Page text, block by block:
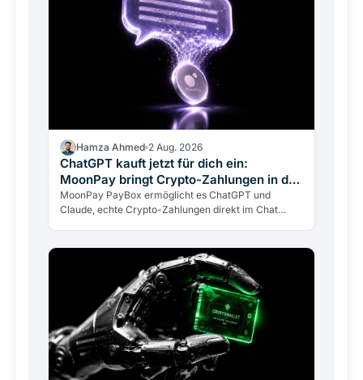
Hamza Ahmed 2 Aug. 2026
ChatGPT kauft jetzt für dich ein:
MoonPay bringt Crypto-Zahlungen in den
Chat
MoonPay PayBox ermöglicht es ChatGPT und
Claude, echte Crypto-Zahlungen direkt im Chat